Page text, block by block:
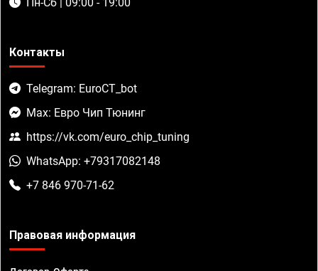
Контакты
Telegram: EuroCT_bot
Max: Евро Чип Тюнинг
https://vk.com/euro_chip_tuning
WhatsApp: +79317082148
+7 846 970-71-62
Правовая информация